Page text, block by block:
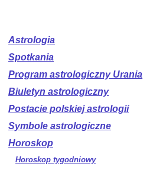
Astrologia
Spotkania
Program astrologiczny Urania
Biuletyn astrologiczny
Postacie polskiej astrologii
Symbole astrologiczne
Horoskop
Horoskop tygodniowy